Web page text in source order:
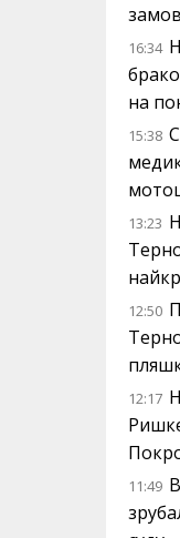
16:34
на
15:38
13:23
12:50
12:17
11:49